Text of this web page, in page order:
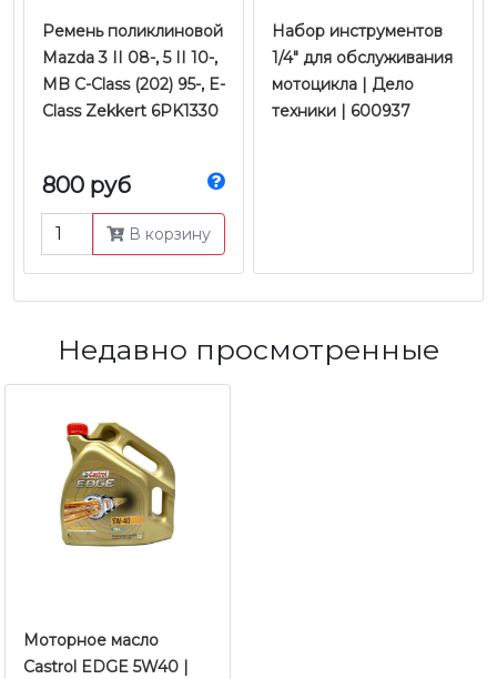
Ремень поликлиновой
Mazda 3 II 08-, 5 II 10-,
MB C-Class (202) 95-, E-
Class Zekkert 6PK1330
800 руб
В корзину
​​​​​​​Набор инструментов
1/4" для обслуживания
мотоцикла | Дело
техники | 600937
Недавно просмотренные
Моторное масло
Castrol EDGE 5W40 |